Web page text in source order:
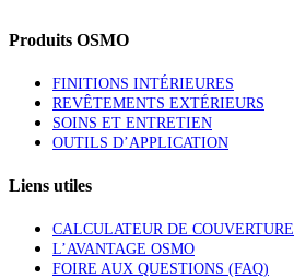
Produits OSMO
FINITIONS INTÉRIEURES
REVÊTEMENTS EXTÉRIEURS
SOINS ET ENTRETIEN
OUTILS D’APPLICATION
Liens utiles
CALCULATEUR DE COUVERTURE
L’AVANTAGE OSMO
FOIRE AUX QUESTIONS (FAQ)